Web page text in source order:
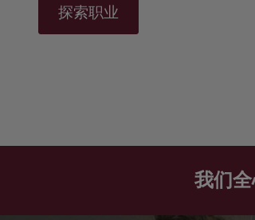
探索职业
我们